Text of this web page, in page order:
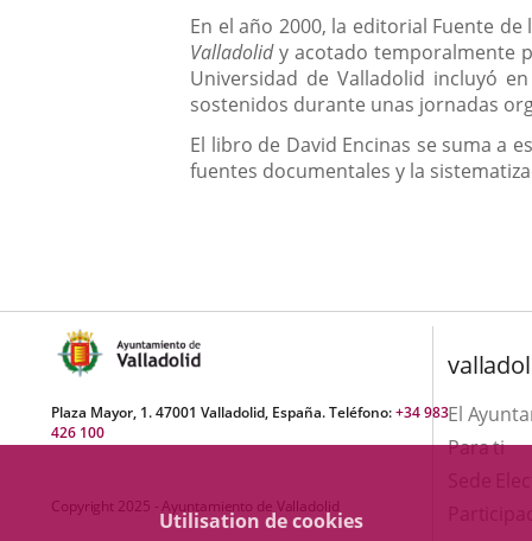
Utilisation de cookies
En el año 2000, la editorial Fuente
Valladolidy acotado temporalmente
Universidad de Valladolid incluyó
sostenidos durante unas jornadas
El libro de David Encinas se suma a
fuentes documentales y la
Plaza Mayor, 1. 47001 Valladolid, España. Teléfono:+34 983
426 100
Copyright 2025 - Ayuntamiento de Valladolid
El
Para ti